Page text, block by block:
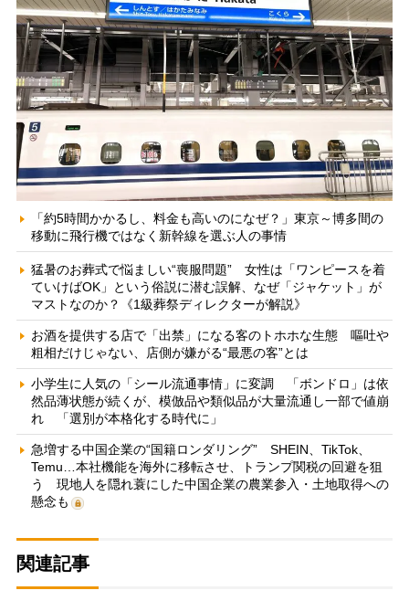
「約5時間かかるし、料金も高いのになぜ？」東京～博多間の
移動に飛行機ではなく新幹線を選ぶ人の事情
猛暑のお葬式で悩ましい“喪服問題” 女性は「ワンピースを着
ていけばOK」という俗説に潜む誤解、なぜ「ジャケット」が
マストなのか？《1級葬祭ディレクターが解説》
お酒を提供する店で「出禁」になる客のトホホな生態 嘔吐や
粗相だけじゃない、店側が嫌がる“最悪の客”とは
小学生に人気の「シール流通事情」に変調 「ボンドロ」は依
然品薄状態が続くが、模倣品や類似品が大量流通し一部で値崩
れ 「選別が本格化する時代に」
急増する中国企業の“国籍ロンダリング” SHEIN、TikTok、
Temu…本社機能を海外に移転させ、トランプ関税の回避を狙
う 現地人を隠れ蓑にした中国企業の農業参入・土地取得への
懸念も
関連記事